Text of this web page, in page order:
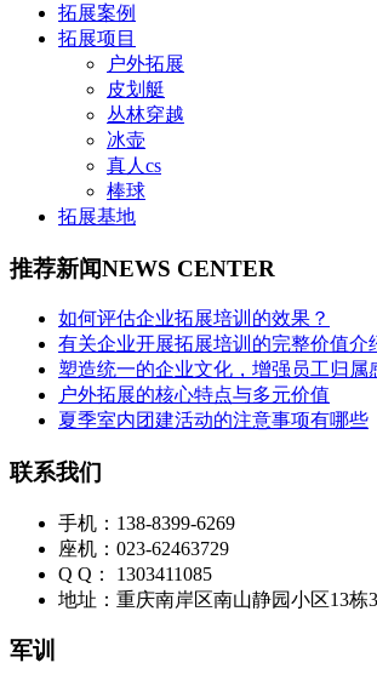
拓展案例
拓展项目
户外拓展
皮划艇
丛林穿越
冰壶
真人cs
棒球
拓展基地
推荐新闻NEWS CENTER
如何评估企业拓展培训的效果？
有关企业开展拓展培训的完整价值介
塑造统一的企业文化，增强员工归属
户外拓展的核心特点与多元价值
夏季室内团建活动的注意事项有哪些
联系我们
手机：138-8399-6269
座机：023-62463729
Q Q： 1303411085
地址：重庆南岸区南山静园小区13栋
军训